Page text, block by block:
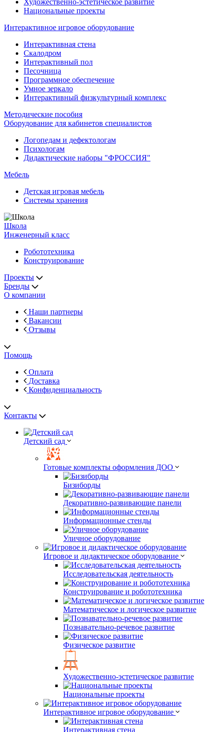
Художественно-эстетическое развитие
Национальные проекты
Интерактивное игровое оборудование
Интерактивная стена
Скалодром
Интерактивный пол
Песочница
Программное обеспечение
Умное зеркало
Интерактивный физкультурный комплекс
Методические пособия
Оборудование для кабинетов специалистов
Логопедам и дефектологам
Психологам
Дидактические наборы "ФРОССИЯ"
Мебель
Детская игровая мебель
Системы хранения
Школа
Инженерный класс
Робототехника
Конструирование
Проекты
Бренды
О компании
Наши партнеры
Вакансии
Отзывы
Помощь
Оплата
Доставка
Конфиденциальность
Контакты
Детский сад
Готовые комплекты оформления ДОО
Бизиборды
Декоративно-развивающие панели
Информационные стенды
Уличное оборудование
Игровое и дидактическое оборудование
Исследовательская деятельность
Конструирование и робототехника
Математическое и логическое развитие
Познавательно-речевое развитие
Физическое развитие
Художественно-эстетическое развитие
Национальные проекты
Интерактивное игровое оборудование
Интерактивная стена